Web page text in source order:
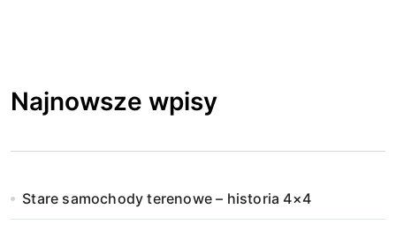
Najnowsze wpisy
Stare samochody terenowe – historia 4×4